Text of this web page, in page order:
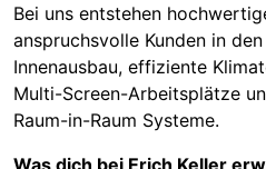
Bei uns entstehen
anspruchsvolle Kunden in
Innenausbau, effiziente
Multi-Screen-Arbeitsplätze
Raum-in-Raum Systeme.
Was dich bei Erich Keller